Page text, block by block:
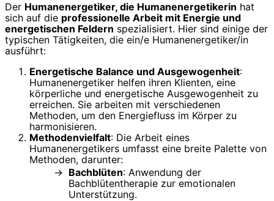
Der Humanenergetiker, die Humanenergetikerin hat
sich auf die professionelle Arbeit mit Energie und
energetischen Feldern spezialisiert. Hier sind einige der
typischen Tätigkeiten, die ein/e Humanenergetiker/in
ausführt:
Energetische Balance und Ausgewogenheit:
Humanenergetiker helfen ihren Klienten, eine
körperliche und energetische Ausgewogenheit zu
erreichen. Sie arbeiten mit verschiedenen
Methoden, um den Energiefluss im Körper zu
harmonisieren.
Methodenvielfalt: Die Arbeit eines
Humanenergetikers umfasst eine breite Palette von
Methoden, darunter:
Bachblüten: Anwendung der
Bachblütentherapie zur emotionalen
Unterstützung.